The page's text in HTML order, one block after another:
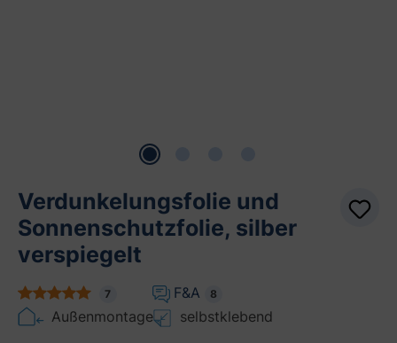
Verdunkelungsfolie und
Sonnenschutzfolie, silber
verspiegelt
7 F&A 8
Außenmontage selbstklebend